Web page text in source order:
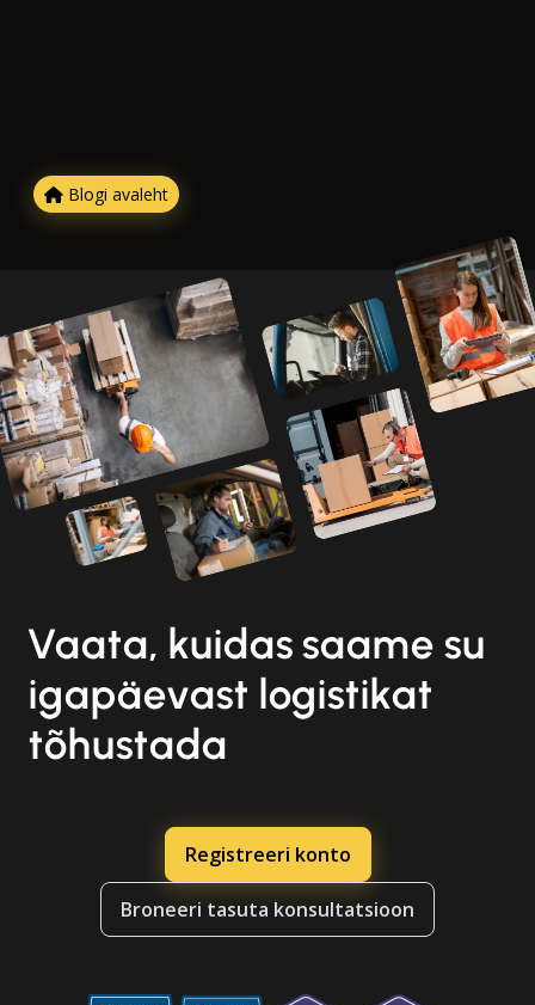
Blogi avaleht
Vaata, kuidas saame su
igapäevast logistikat
tõhustada
Registreeri konto
Broneeri tasuta konsultatsioon